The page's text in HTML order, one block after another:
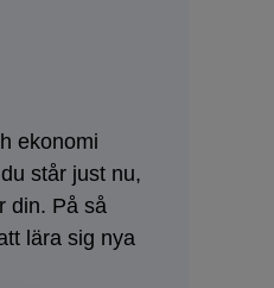
ekonomi
står just nu,
din. På så
lära sig nya